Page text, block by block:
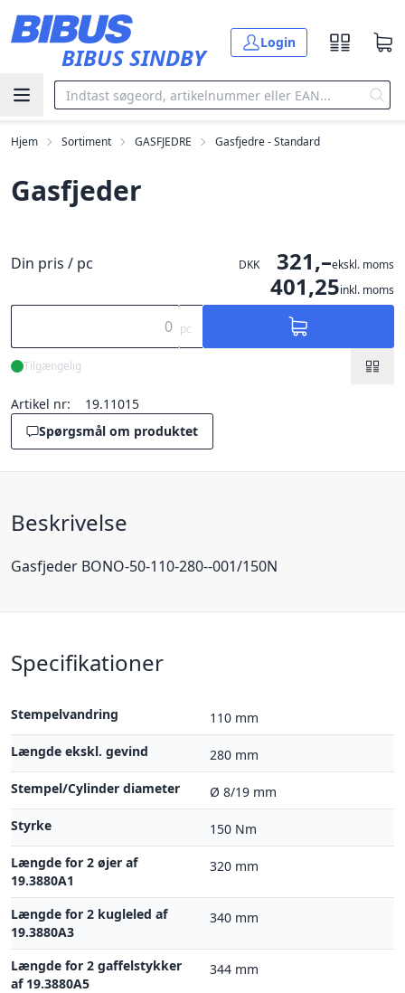
BIBUS SINDBY
Login
Hjem Sortiment GASFJEDRE Gasfjedre - Standard
Gasfjeder
Din pris / pc DKK 321,–ekskl. moms
401,25inkl. moms
pc
Tilgængelig
Artikel nr:
19.11015
Spørgsmål om produktet
Beskrivelse
Gasfjeder BONO-50-110-280--001/150N
Specifikationer
Stempelvandring
110 mm
Længde ekskl. gevind
280 mm
Stempel/Cylinder diameter
Ø 8/19 mm
Styrke
150 Nm
Længde for 2 øjer af
19.3880A1
320 mm
Længde for 2 kugleled af
19.3880A3
340 mm
Længde for 2 gaffelstykker
af 19.3880A5
344 mm